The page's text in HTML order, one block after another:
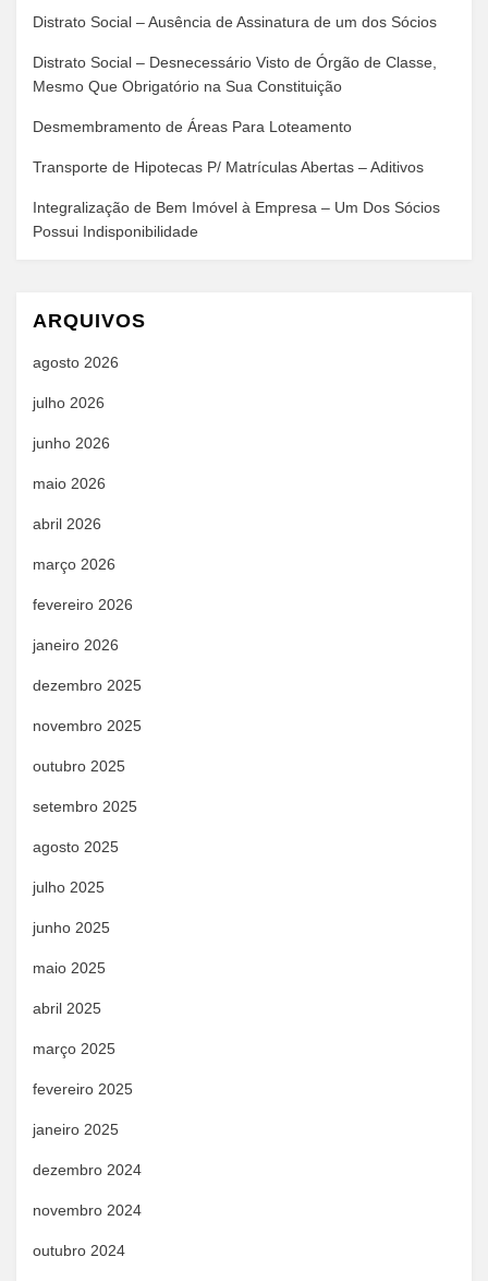
Distrato Social – Ausência de Assinatura de um dos Sócios
Distrato Social – Desnecessário Visto de Órgão de Classe,
Mesmo Que Obrigatório na Sua Constituição
Desmembramento de Áreas Para Loteamento
Transporte de Hipotecas P/ Matrículas Abertas – Aditivos
Integralização de Bem Imóvel à Empresa – Um Dos Sócios
Possui Indisponibilidade
ARQUIVOS
agosto 2026
julho 2026
junho 2026
maio 2026
abril 2026
março 2026
fevereiro 2026
janeiro 2026
dezembro 2025
novembro 2025
outubro 2025
setembro 2025
agosto 2025
julho 2025
junho 2025
maio 2025
abril 2025
março 2025
fevereiro 2025
janeiro 2025
dezembro 2024
novembro 2024
outubro 2024